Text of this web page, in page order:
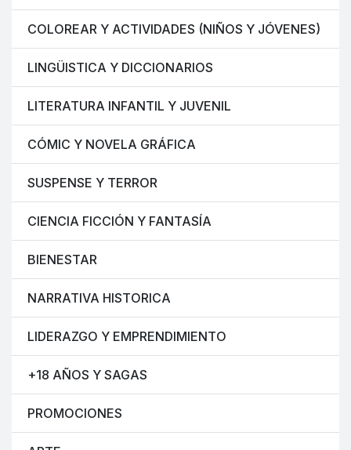
COLOREAR Y ACTIVIDADES (NIÑOS Y JÓVENES)
LINGÜISTICA Y DICCIONARIOS
LITERATURA INFANTIL Y JUVENIL
CÓMIC Y NOVELA GRÁFICA
SUSPENSE Y TERROR
CIENCIA FICCIÓN Y FANTASÍA
BIENESTAR
NARRATIVA HISTORICA
LIDERAZGO Y EMPRENDIMIENTO
+18 AÑOS Y SAGAS
PROMOCIONES